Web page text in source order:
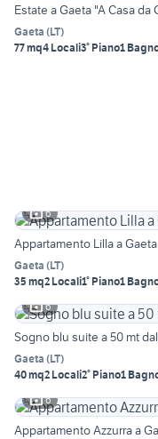
Estate a Gaeta "A Casa da
Gaeta (LT)
77 mq4 Locali3° Piano1
6
Appartamento Lilla a Gaeta
Gaeta (LT)
35 mq2 Locali1° Piano1
6
Sogno blu suite a 50 mt
Gaeta (LT)
40 mq2 Locali2° Piano1
6
Appartamento Azzurra a